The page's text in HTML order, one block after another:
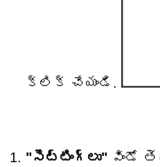
క్లిక్ చేయండి.
"సెట్టింగ్‌లు" విండో